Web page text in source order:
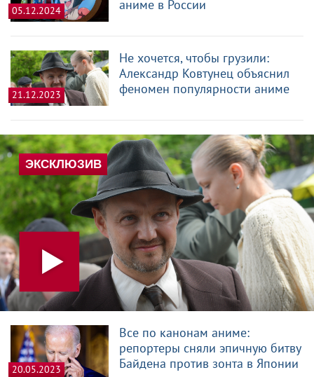
05.12.2024
аниме в России
21.12.2023
Не хочется, чтобы грузили:
Александр Ковтунец объяснил
феномен популярности аниме
20.05.2023
Все по канонам аниме:
репортеры сняли эпичную битву
Байдена против зонта в Японии